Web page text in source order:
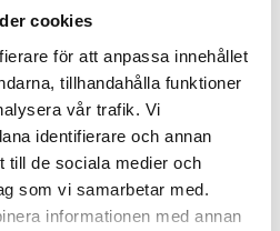
cookies
för att anpassa innehållet
tillhandahålla funktioner
vår trafik. Vi
identifierare och annan
till de sociala medier och
som vi samarbetar med.
informationen med annan
Industrihuset.
minuter, ny avgångstid från
ankomsttid till Malå
9 Mars 2026.